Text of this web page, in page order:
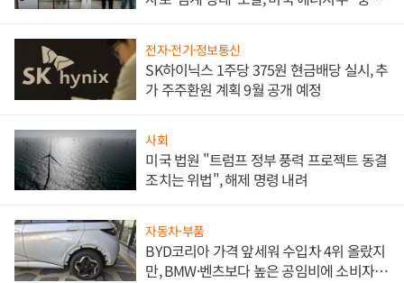
전자·전기·정보통신
SK하이닉스 1주당 375원 현금배당 실시, 추
가 주주환원 계획 9월 공개 예정
사회
미국 법원 "트럼프 정부 풍력 프로젝트 동결
조치는 위법", 해제 명령 내려
자동차·부품
BYD코리아 가격 앞세워 수입차 4위 올랐지
만, BMW·벤츠보다 높은 공임비에 소비자